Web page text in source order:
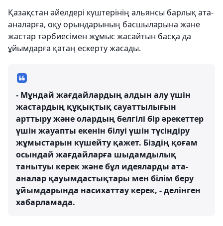
Қазақстан әйелдері күштерінің альянсы барлық ата-
аналарға, оқу орындарының басшыларына және
жастар тәрбиесімен жұмыс жасайтын басқа да
ұйымдарға қатаң ескерту жасады.
- Мұндай жағдайлардың алдын алу үшін
жастардың құқықтық сауаттылығын
арттыру және олардың белгілі бір әрекеттер
үшін жауапты екенін білуі үшін түсіндіру
жұмыстарын күшейту қажет. Біздің қоғам
осындай жағдайларға шыдамдылық
танытуы керек және бұл идеяларды ата-
аналар қауымдастықтары мен білім беру
ұйымдарында насихаттау керек, - делінген
хабарламада.